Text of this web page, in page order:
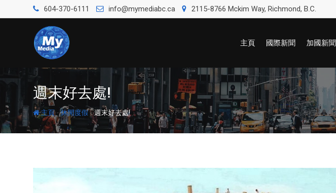
604-370-6111 info@mymediabc.ca 2115-8766 Mckim Way, Richmond, B.C.
主頁 國際新聞 加國新聞
週末好去處!
主頁-休閒度假-週末好去處!